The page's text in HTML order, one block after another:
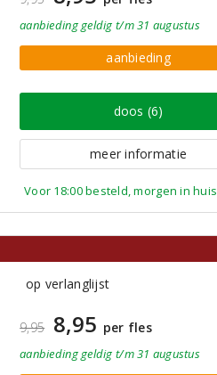
aanbiedinggeldig t/m 31 augustus
aanbieding
doos (6)
meer informatie
Voor 18:00 besteld, morgen in huis
op verlanglijst
9,95 8,95 per fles
aanbiedinggeldig t/m 31 augustus